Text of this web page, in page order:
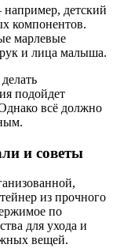
детский
компонентов.
марлевые
и лица малыша.
подойдет
всё должно
и советы
из прочного
по
для ухода и
вещей.